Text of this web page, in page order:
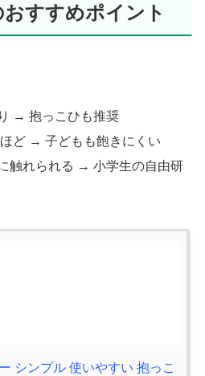
すすめポイント
→ 抱っこひも推奨
ど → 子どもも飽きにくい
触れられる → 小学生の自由研
シンプル 使いやすい 抱っこ